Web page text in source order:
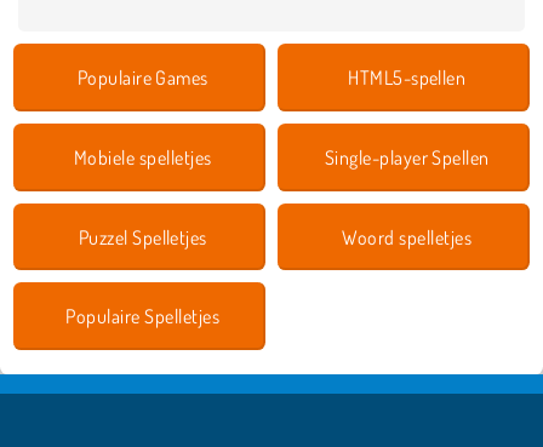
Populaire Games HTML5-spellen
Mobiele spelletjes Single-player Spellen
Puzzel Spelletjes Woord spelletjes
Populaire Spelletjes